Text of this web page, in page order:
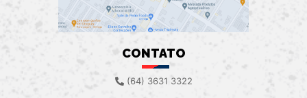
CONTATO
(64) 3631 3322